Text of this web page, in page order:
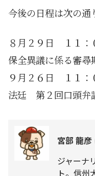
今後の日程は次の通
８月２９日 １１
保全異議に係る審尋
９月２６日 １１
法廷 第２回口頭弁
宮部 龍彦
ジャーナ
ト。信州